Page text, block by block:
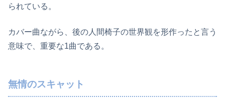
られている。
カバー曲ながら、後の人間椅子の世界観を形作ったと言う
意味で、重要な1曲である。
無情のスキャット